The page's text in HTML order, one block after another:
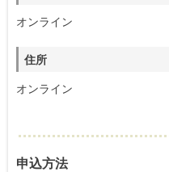
オンライン
住所
オンライン
申込方法